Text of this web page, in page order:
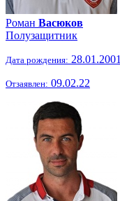
Роман Васюков
Полузащитник
Дата рождения: 28.01.2001
Отзаявлен: 09.02.22